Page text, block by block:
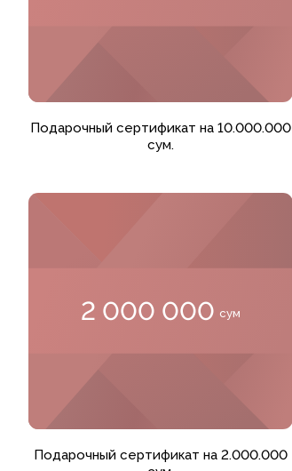
Добавить в корзину
Подарочный сертификат на 10.000.000
сум.
2 000 000 сум
Добавить в корзину
Подарочный сертификат на 2.000.000